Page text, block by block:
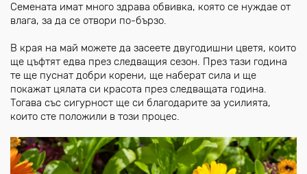
Семената имат много здрава обвивка, която се нуждае от
влага, за да се отвори по-бързо.
В края на май можете да засеете двугодишни цветя, които
ще цъфтят едва през следващия сезон. През тази година
те ще пуснат добри корени, ще наберат сила и ще
покажат цялата си красота през следващата година.
Тогава със сигурност ще си благодарите за усилията,
които сте положили в този процес.